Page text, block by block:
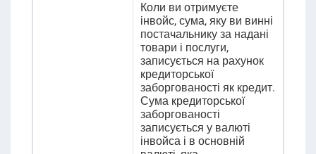
Коли ви отримуєте
інвойс, сума, яку ви винні
постачальнику за надані
товари і послуги,
записується на рахунок
кредиторської
заборгованості як кредит.
Сума кредиторської
заборгованості
записується у валюті
інвойса і в основній